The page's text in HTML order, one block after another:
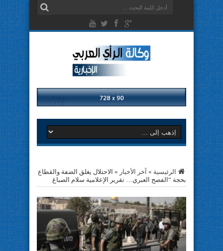
الرئيسية » آخر الأخبار » الاحتلال يغلق الضفة والقطاع
بحجة “الفصح العبري… تقرير الإعلامية سلام الصباغ